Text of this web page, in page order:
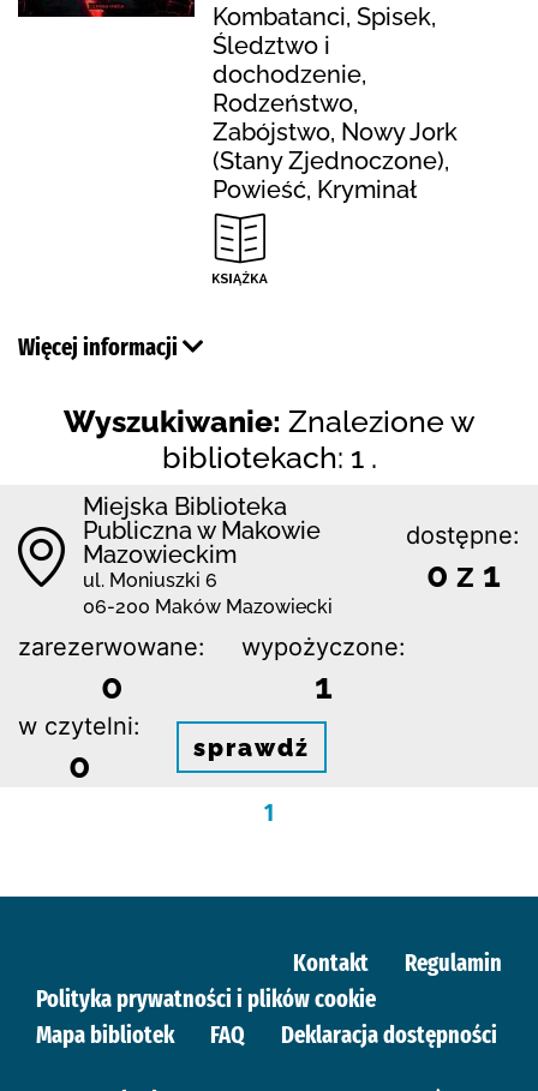
Kombatanci, Spisek,
Śledztwo i
dochodzenie,
Rodzeństwo,
Zabójstwo, Nowy Jork
(Stany Zjednoczone),
Powieść, Kryminał
Więcej informacji
Wyszukiwanie: Znalezione w
bibliotekach: 1 .
Miejska Biblioteka
Publiczna w Makowie
Mazowieckim
ul. Moniuszki 6
06-200 Maków Mazowiecki
dostępne:
0 z 1
zarezerwowane:
0
wypożyczone:
1
w czytelni:
0 sprawdź
1
Kontakt
Regulamin
Polityka prywatności i plików cookie
Mapa bibliotek
FAQ Deklaracja dostępności